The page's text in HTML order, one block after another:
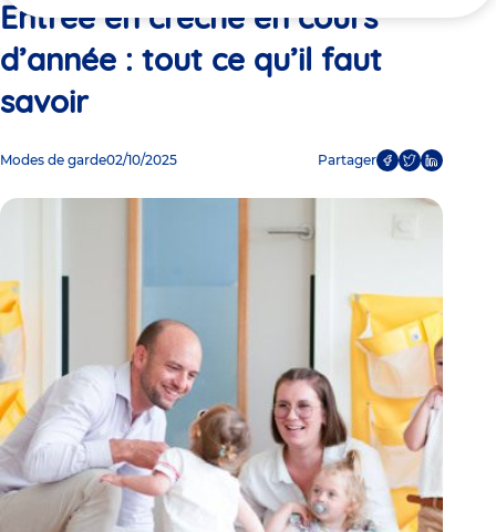
ici
Entrée en crèche en cours
d’année : tout ce qu’il faut
savoir
Modes de garde02/10/2025 Partager